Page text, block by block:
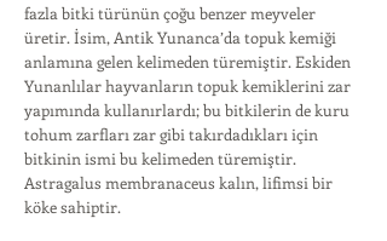
fazla bitki türü­nün çoğu benzer meyveler
üretir. İsim, Antik Yunanca’da topuk kemiği
anlamına gelen kelimeden türemiştir. Eskiden
Yunanlılar hayvanların topuk kemiklerini zar
yapımında kullanırlardı; bu bitkilerin de kuru
tohum zarfları zar gibi takırdadıkları için
bitkinin ismi bu kelime­den türemiştir.
Astragalus membranaceus kalın, lifimsi bir
köke sahiptir.